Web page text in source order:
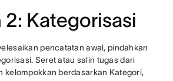
2: Kategorisasi
pencatatan awal, pindahkan
Seret atau salin tugas dari
kelompokkan berdasarkan Kategori,